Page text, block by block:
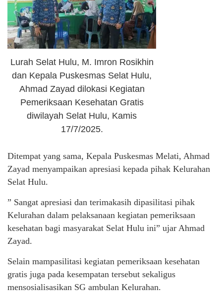
Lurah Selat Hulu, M. Imron Rosikhin
dan Kepala Puskesmas Selat Hulu,
Ahmad Zayad dilokasi Kegiatan
Pemeriksaan Kesehatan Gratis
diwilayah Selat Hulu, Kamis
17/7/2025.
Ditempat yang sama, Kepala Puskesmas Melati, Ahmad
Zayad menyampaikan apresiasi kepada pihak Kelurahan
Selat Hulu.
” Sangat apresiasi dan terimakasih dipasilitasi pihak
Kelurahan dalam pelaksanaan kegiatan pemeriksaan
kesehatan bagi masyarakat Selat Hulu ini” ujar Ahmad
Zayad.
Selain mampasilitasi kegiatan pemeriksaan kesehatan
gratis juga pada kesempatan tersebut sekaligus
mensosialisasikan SG ambulan Kelurahan.